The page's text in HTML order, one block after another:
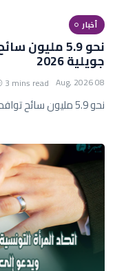
أخبار
نحو 5.9
جويلية 2026
08 Aug, 2026
3 mins read
نحو 5.9 مليون سائح توافدوا على تونس إلى موفى جويلية 2026